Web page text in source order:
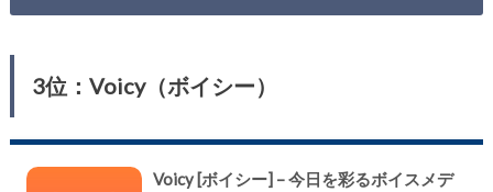
3位：Voicy（ボイシー）
Voicy [ボイシー] – 今日を彩るボイスメデ